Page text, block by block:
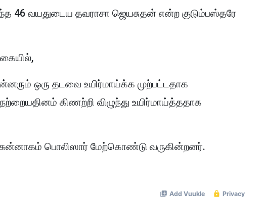
46 வயதுடைய தவராசா ஜெயசுதன் என்ற குடும்பஸ்தரே
ஒரு தடவை உயிர்மாய்க்க முற்பட்டதாக
கிணற்றி விழுந்து உயிர்மாய்த்ததாக
பொலிஸார் மேற்கொண்டு வருகின்றனர்.